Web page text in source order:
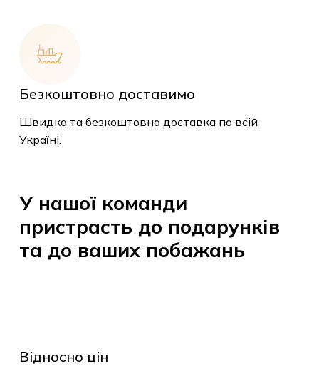
У кошику немає
До Магазину
Безкоштовно доставимо
Швидка та безкоштовна доставка по всій
Україні.
У нашої команди
пристрасть до подарунків
та до ваших побажань
Відносно цін